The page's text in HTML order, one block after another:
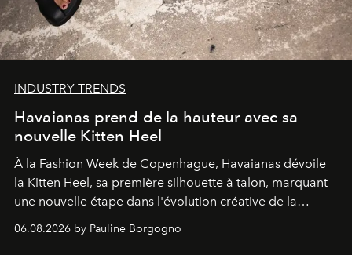
INDUSTRY TRENDS
Havaianas prend de la hauteur avec sa
nouvelle Kitten Heel
À la Fashion Week de Copenhague, Havaianas dévoile
la Kitten Heel, sa première silhouette à talon, marquant
une nouvelle étape dans l'évolution créative de la
06.08.2026 by Pauline Borgogno